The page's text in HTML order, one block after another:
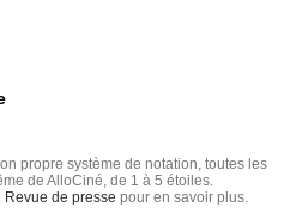
propre système de notation, toutes les
de AlloCiné, de 1 à 5 étoiles.
Revue de presse pour en savoir plus.